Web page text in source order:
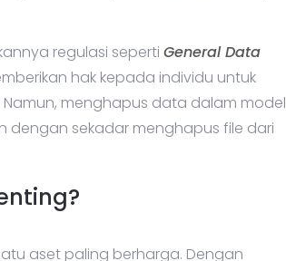
regulasi seperti General Data
hak kepada individu untuk
menghapus data dalam model
dengan sekadar menghapus file dari
aset paling berharga. Dengan